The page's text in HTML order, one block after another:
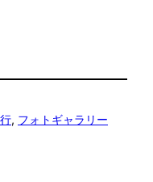
, フォトギャラリー